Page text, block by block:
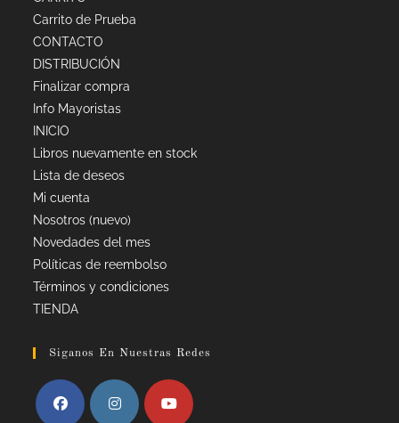
Carrito de Prueba
CONTACTO
DISTRIBUCIÓN
Finalizar compra
Info Mayoristas
INICIO
Libros nuevamente en stock
Lista de deseos
Mi cuenta
Nosotros (nuevo)
Novedades del mes
Políticas de reembolso
Términos y condiciones
TIENDA
Siganos En Nuestras Redes